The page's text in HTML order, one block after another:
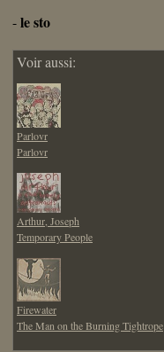
-le sto
Voir aussi:
Parlovr
Parlovr
Arthur, Joseph
Temporary People
Firewater
The Man on the Burning Tightrope